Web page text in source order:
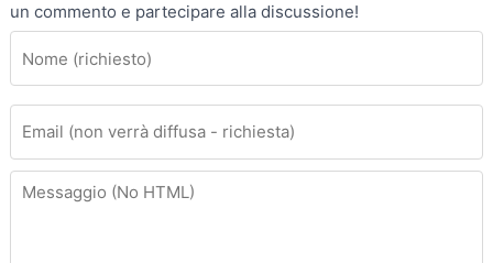
un commento e partecipare alla discussione!